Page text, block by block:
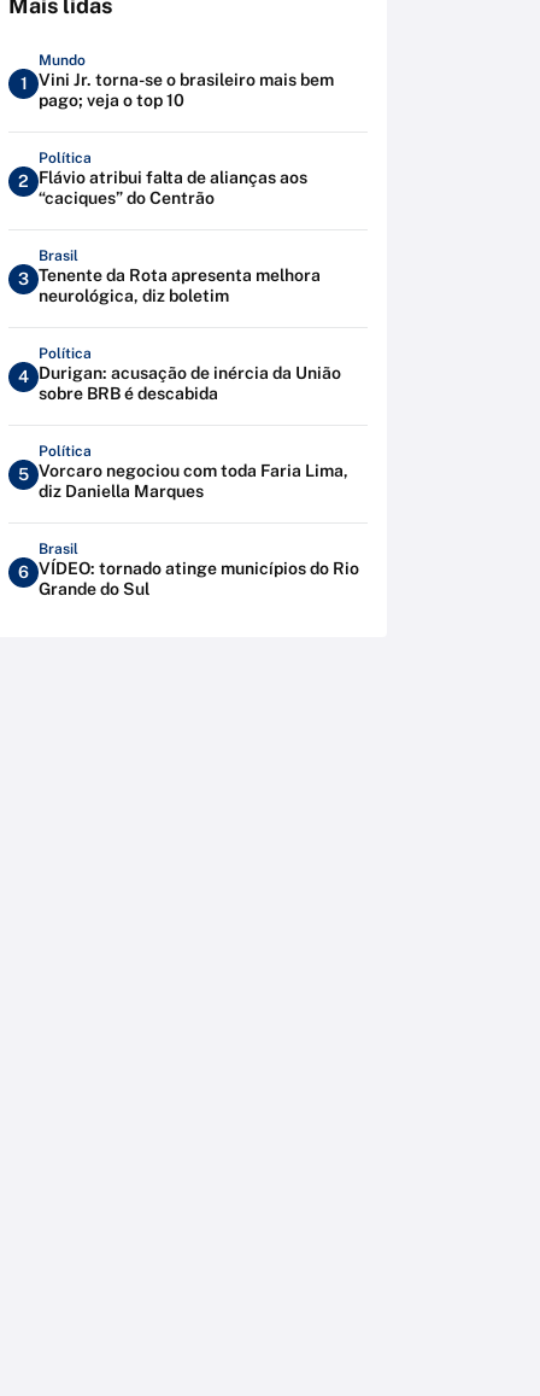
Mais lidas
1
Mundo
Vini Jr. torna-se o brasileiro mais bem
pago; veja o top 10
2
Política
Flávio atribui falta de alianças aos
“caciques” do Centrão
3
Brasil
Tenente da Rota apresenta melhora
neurológica, diz boletim
4
Política
Durigan: acusação de inércia da União
sobre BRB é descabida
5
Política
Vorcaro negociou com toda Faria Lima,
diz Daniella Marques
6
Brasil
VÍDEO: tornado atinge municípios do Rio
Grande do Sul